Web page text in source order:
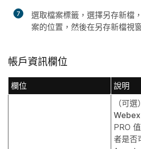
7 選取檔案標籤，選擇另存新檔
案的位置，然後在另存新檔視
帳戶資訊欄位
欄位
說明
（可
Webex
PRO
者是否